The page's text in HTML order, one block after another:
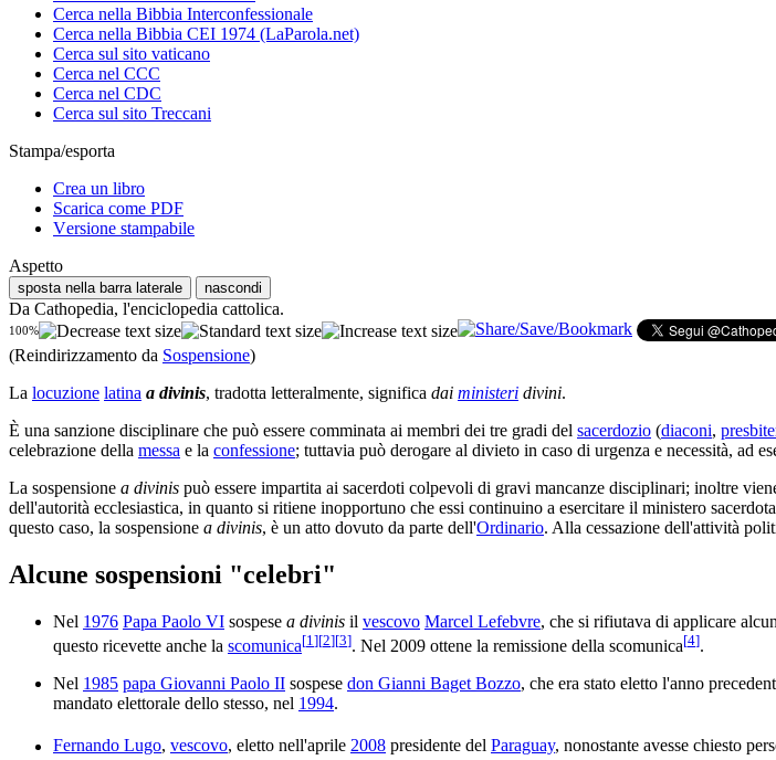
Cerca nella Bibbia Interconfessionale
Cerca nella Bibbia CEI 1974 (LaParola.net)
Cerca sul sito vaticano
Cerca nel CCC
Cerca nel CDC
Cerca sul sito Treccani
Stampa/esporta
Crea un libro
Scarica come PDF
Versione stampabile
Aspetto
sposta nella barra laterale nascondi
Da Cathopedia, l'enciclopedia cattolica.
100%
(Reindirizzamento da Sospensione)
La locuzione latina a divinis, tradotta letteralmente, significa dai ministeri divini.
È una sanzione disciplinare che può essere comminata ai membri dei tre gradi del sacerdozio (diaconi,
celebrazione della messa e la confessione; tuttavia può derogare al divieto in caso di urgenza e necessità, ad
La sospensione a divinis può essere impartita ai sacerdoti colpevoli di gravi mancanze disciplinari; inoltre
dell'autorità ecclesiastica, in quanto si ritiene inopportuno che essi continuino a esercitare il ministero
questo caso, la sospensione a divinis, è un atto dovuto da parte dell'Ordinario. Alla cessazione dell'attività
Alcune sospensioni "celebri"
Nel 1976 Papa Paolo VI sospese a divinis il vescovo Marcel Lefebvre, che si rifiutava di applicare
questo ricevette anche la scomunica[1][2][3]. Nel 2009 ottene la remissione della scomunica[4].
Nel 1985 papa Giovanni Paolo II sospese don Gianni Baget Bozzo, che era stato eletto l'anno
mandato elettorale dello stesso, nel 1994.
Fernando Lugo, vescovo, eletto nell'aprile 2008 presidente del Paraguay, nonostante avesse chiesto